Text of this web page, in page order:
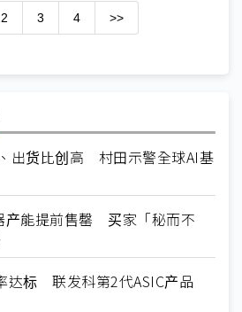
2 3 4 >>
出货比创高 村田示警全球AI基
产能提前售罄 买家「秘而不
达标 联发科第2代ASIC产品